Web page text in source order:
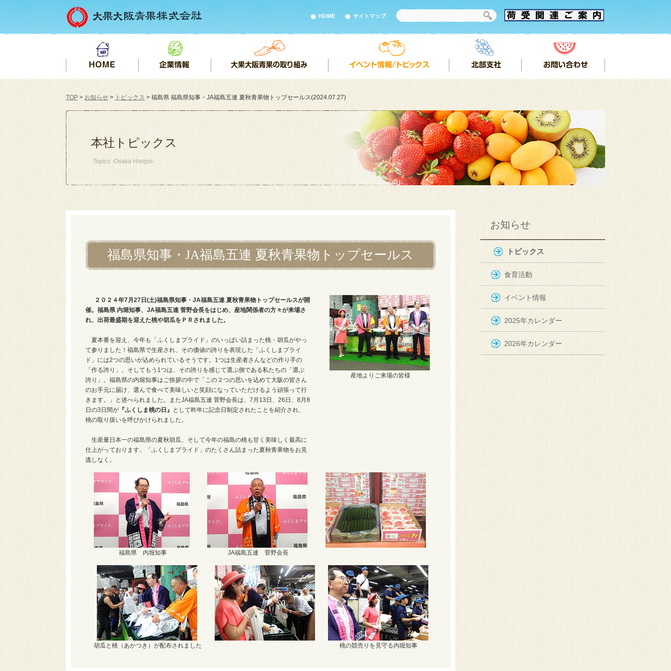
HOME サイトマップ
TOP > お知らせ > トピックス > 福島県 福島県知事・JA福島五連 夏秋青果物トップセールス(2024.07.27)
本社トピックス
Topics -Osaka Honjyo-
福島県知事・JA福島五連 夏秋青果物トップセールス
２０２４年7月27日(土)福島県知事・JA福島五連 夏秋青果物トップセールスが開
催。福島県 内堀知事、JA福島五連 菅野会長をはじめ、産地関係者の方々が来場さ
れ、出荷最盛期を迎えた桃や胡瓜をＰＲされました。
夏本番を迎え、今年も「ふくしまプライド」のいっぱい詰まった桃・胡瓜がやっ
て参りました！福島県で生産され、その価値の誇りを表現した「ふくしまプライ
ド」には2つの思いが込められているそうです。1つは生産者さんなどの作り手の
「作る誇り」。そしてもう1つは、その誇りを感じて選ぶ側である私たちの「選ぶ
誇り」。福島県の内堀知事はご挨拶の中で「この２つの思いを込めて大阪の皆さん
のお手元に届け、選んで食べて美味しいと笑顔になっていただけるよう頑張って行
きます。」と述べられました。またJA福島五連 菅野会長は、7月13日、26日、8月8
日の3日間が 『ふくしま桃の日』 として昨年に記念日制定されたことを紹介され、
桃の取り扱いを呼びかけられました。
生産量日本一の福島県の夏秋胡瓜、 そして今年の福島の桃も甘く美味しく最高に
仕上がっております。「ふくしまプライド」のたくさん詰まった夏秋青果物をお見
逃しなく。
産地よりご来場の皆様
福島県 内堀知事 JA福島五連 菅野会長
胡瓜と桃（あかつき）が配布されました 桃の競売りを見守る内堀知事
お知らせ
トピックス
食育活動
イベント情報
2025年カレンダー
2026年カレンダー